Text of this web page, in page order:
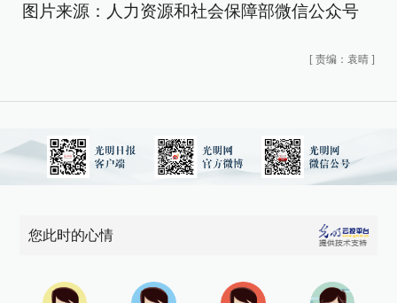
图片来源：人力资源和社会保障部微信公众号
[ 责编：袁晴 ]
您此时的心情